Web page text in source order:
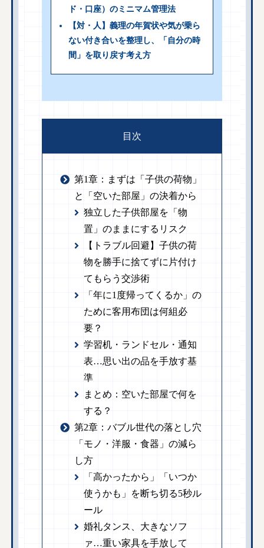
ド・口座）のミニマム管理法
【対・人】義理の年賀状や気が乗ら
ない付き合いを整理し、「自分の時
間」を取り戻す考え方
目次
第1章：まずは「子供の荷物」
と「空いた部屋」の決着から
独立した子供部屋を「物
置」のままにするリスク
【トラブル回避】子供の荷
物を勝手に捨てずに片付け
てもらう交渉術
「年に1度帰ってくるか」の
ために客用布団は何組必
要？
学習机・ランドセル・通知
表…思い出の品を手放す基
準
まとめ：空いた部屋で何を
する？
第2章：バブル世代の落とし穴
「モノ・洋服・食器」の減ら
し方
「高かったから」「いつか
使うかも」を断ち切る5秒ル
ール
婚礼タンス、大きなソフ
ァ…重い家具を手放して